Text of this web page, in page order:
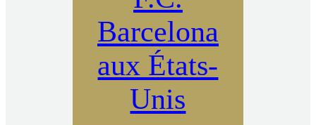
Barcelona
aux États-
Unis